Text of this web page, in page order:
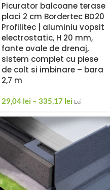
Picurator balcoane terase
placi 2 cm Bordertec BD20
Profilitec | aluminiu vopsit
electrostatic, H 20 mm,
fante ovale de drenaj,
sistem complet cu piese
de colt si imbinare – bara
2,7 m
29,04 lei – 335,17 lei Lei